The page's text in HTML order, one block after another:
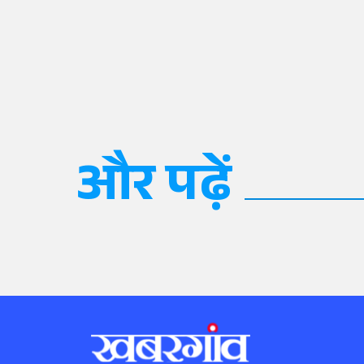
और पढ़ें